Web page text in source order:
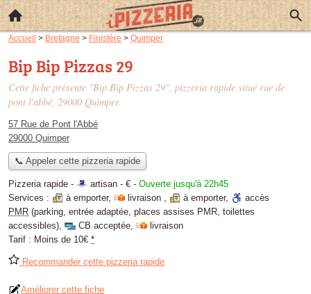
Accueil > Bretagne > Finistère > Quimper
Bip Bip Pizzas 29
Cette fiche présente "Bip Bip Pizzas 29", pizzeria rapide situé rue de
pont l'abbé, 29000 Quimper.
57 Rue de Pont l'Abbé
29000 Quimper
📞 Appeler cette pizzeria rapide
Pizzeria rapide - artisan - € - Ouverte jusqu'à 22h45
Services :
à emporter, livraison , à emporter,
accès
PMR (parking, entrée adaptée, places assises PMR, toilettes
accessibles), CB acceptée,
livraison
Tarif : Moins de 10€ *
Recommander cette pizzeria rapide
Améliorer cette fiche